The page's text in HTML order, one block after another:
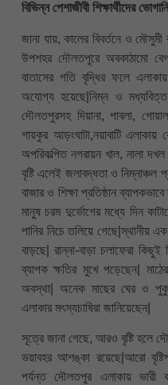
বিভিন্ন পেশাজীবী শিক্ষার্থীদের
জানা যায়, কালের বিবর্তনে ও
উপশহর দৌলতপুরে অবকাঠামো
বাতাসের গতি বৃদ্ধির ফলে
অযোগ্য হয়েছে|নিম্ন ও মধ্যবিত্ত
দৌলতপুরসহ দিয়ানা, পাবলা,
গায়কুর আড়ংঘাটা,নয়াবাটি এলাকায়
অপরিকল্পিত নগরায়ন খাল, নালা
বৃষ্টি এলেই জলাবদ্ধতা ও নিম্নাঞ্চল
বাজার ও শিক্ষা প্রতিষ্ঠান
মানুষ চরম দুর্ভোগের মধ্যে দিন
পানির নিচে তলিয়ে গেছে|স্থানীয় এক
বাড়ছে| রান্না-বাড়া চলাফেরা
ব্যাপক ক্ষতির মুখে পড়েছেন|
অবস্থা| অনেক মাছের ঘের ও
এলাকার মৎস্যচাষিরা জানিয়েছেন|
সূত্রে জানা গেছে, আরও বৃষ্টি হলে
ভয়াবহর আশঙ্কা রয়েছে|আরো
পর্যন্ত দৌলতপুর এলাকায় ভারী